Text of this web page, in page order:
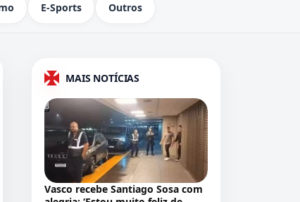
E-Sports Outros
MAIS NOTÍCIAS
Vasco recebe Santiago Sosa com